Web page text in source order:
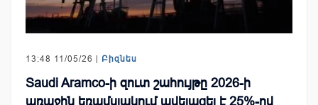
13:48 11/05/26 | Բիզնես
Saudi Aramco-ի զուտ շահույթը 2026-ի
առաջին եռամսյակում ավելացել է 25%-ով